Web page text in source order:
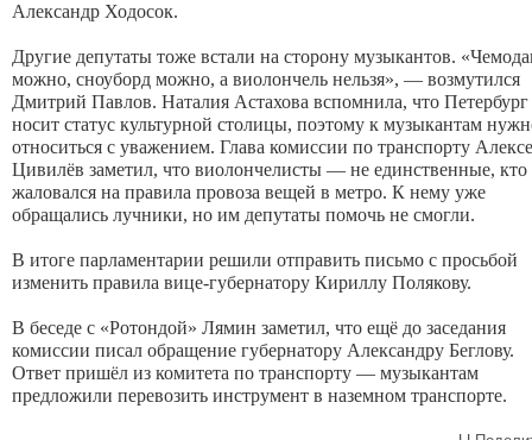
Александр Ходосок.
Другие депутаты тоже встали на сторону музыкантов.
можно, сноуборд можно, а виолончель нельзя», — возмутился
Дмитрий Павлов. Наталия Астахова вспомнила, что Петербург
носит статус культурной столицы, поэтому к музыкантам
относиться с уважением. Глава комиссии по транспорту
Цивилёв заметил, что виолончелисты — не единственные, кто
жаловался на правила провоза вещей в метро. К нему уже
обращались лучники, но им депутаты помочь не смогли.
В итоге парламентарии решили отправить письмо с просьбой
изменить правила вице-губернатору Кириллу Полякову.
В беседе с «Ротондой» Лямин заметил, что ещё до заседания
комиссии писал обращение губернатору Александру Беглову.
Ответ пришёл из комитета по транспорту — музыкантам
предложили перевозить инструмент в наземном транспорте.